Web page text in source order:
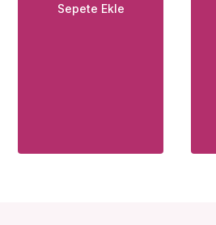
Sepete Ekle